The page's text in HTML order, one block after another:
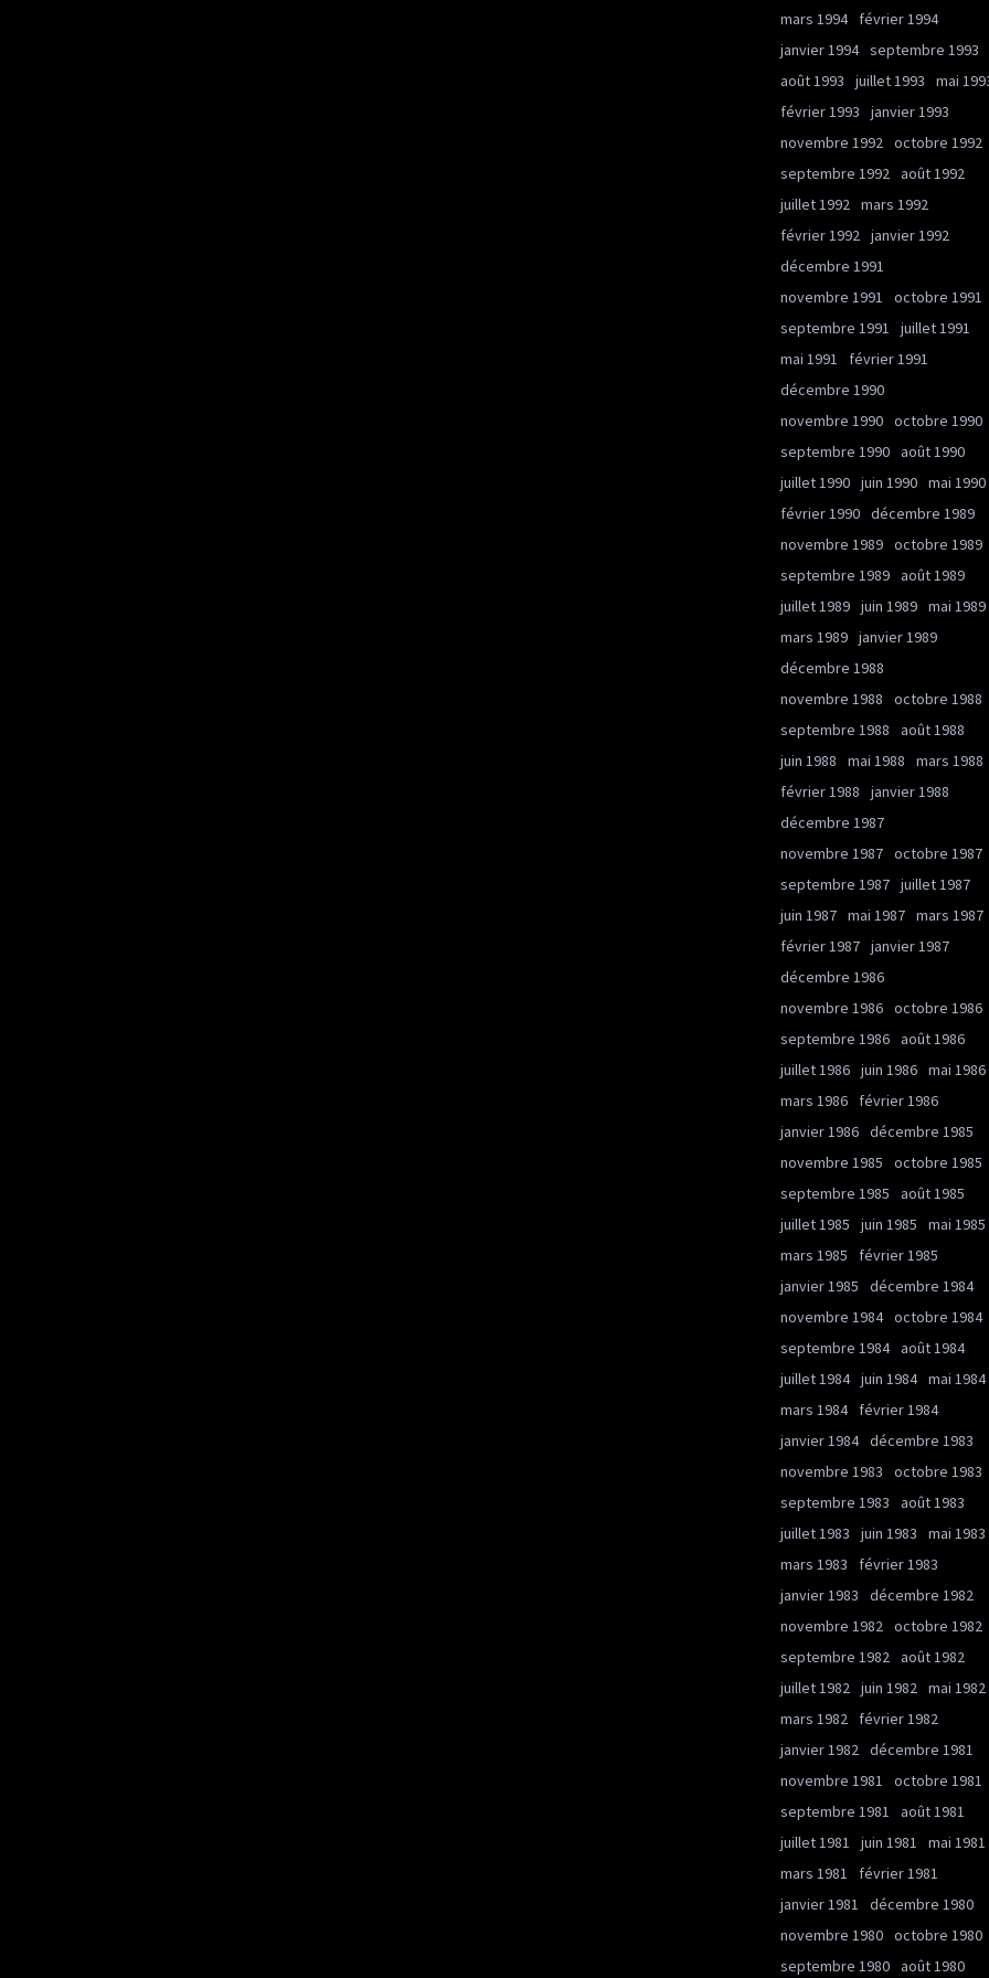
mars 1994
février 1994
janvier 1994 septembre 1993
août 1993
juillet 1993
mai
février 1993
janvier 1993
novembre 1992 octobre 1992
septembre 1992 août 1992
juillet 1992 mars 1992
février 1992 janvier 1992
décembre 1991
novembre 1991
octobre 1991
septembre 1991
juillet 1991
mai 1991
février 1991
décembre 1990
novembre 1990 octobre 1990
septembre 1990 août 1990
juillet 1990 juin 1990 mai 1990
février 1990 décembre 1989
novembre 1989 octobre 1989
septembre 1989 août 1989
juillet 1989 juin 1989 mai 1989
mars 1989 janvier 1989
décembre 1988
novembre 1988
octobre 1988
septembre 1988
août 1988
juin 1988
mai 1988
mars 1988
février 1988
janvier 1988
décembre 1987
novembre 1987 octobre 1987
septembre 1987 juillet 1987
juin 1987 mai 1987 mars 1987
février 1987 janvier 1987
décembre 1986
novembre 1986 octobre 1986
septembre 1986 août 1986
juillet 1986 juin 1986 mai 1986
mars 1986
février 1986
janvier 1986 décembre 1985
novembre 1985
octobre 1985
septembre 1985
août 1985
juillet 1985
juin 1985
mai 1985
mars 1985
février 1985
janvier 1985
décembre 1984
novembre 1984 octobre 1984
septembre 1984 août 1984
juillet 1984 juin 1984 mai 1984
mars 1984
février 1984
janvier 1984 décembre 1983
novembre 1983
octobre 1983
septembre 1983
août 1983
juillet 1983
juin 1983
mai 1983
mars 1983
février 1983
janvier 1983
décembre 1982
novembre 1982 octobre 1982
septembre 1982 août 1982
juillet 1982 juin 1982 mai 1982
mars 1982
février 1982
janvier 1982 décembre 1981
novembre 1981
octobre 1981
septembre 1981
août 1981
juillet 1981
juin 1981
mai 1981
mars 1981
février 1981
janvier 1981
décembre 1980
novembre 1980 octobre 1980
septembre 1980 août 1980